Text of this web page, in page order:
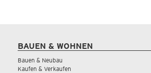
BAUEN & WOHNEN
Bauen & Neubau
Kaufen & Verkaufen